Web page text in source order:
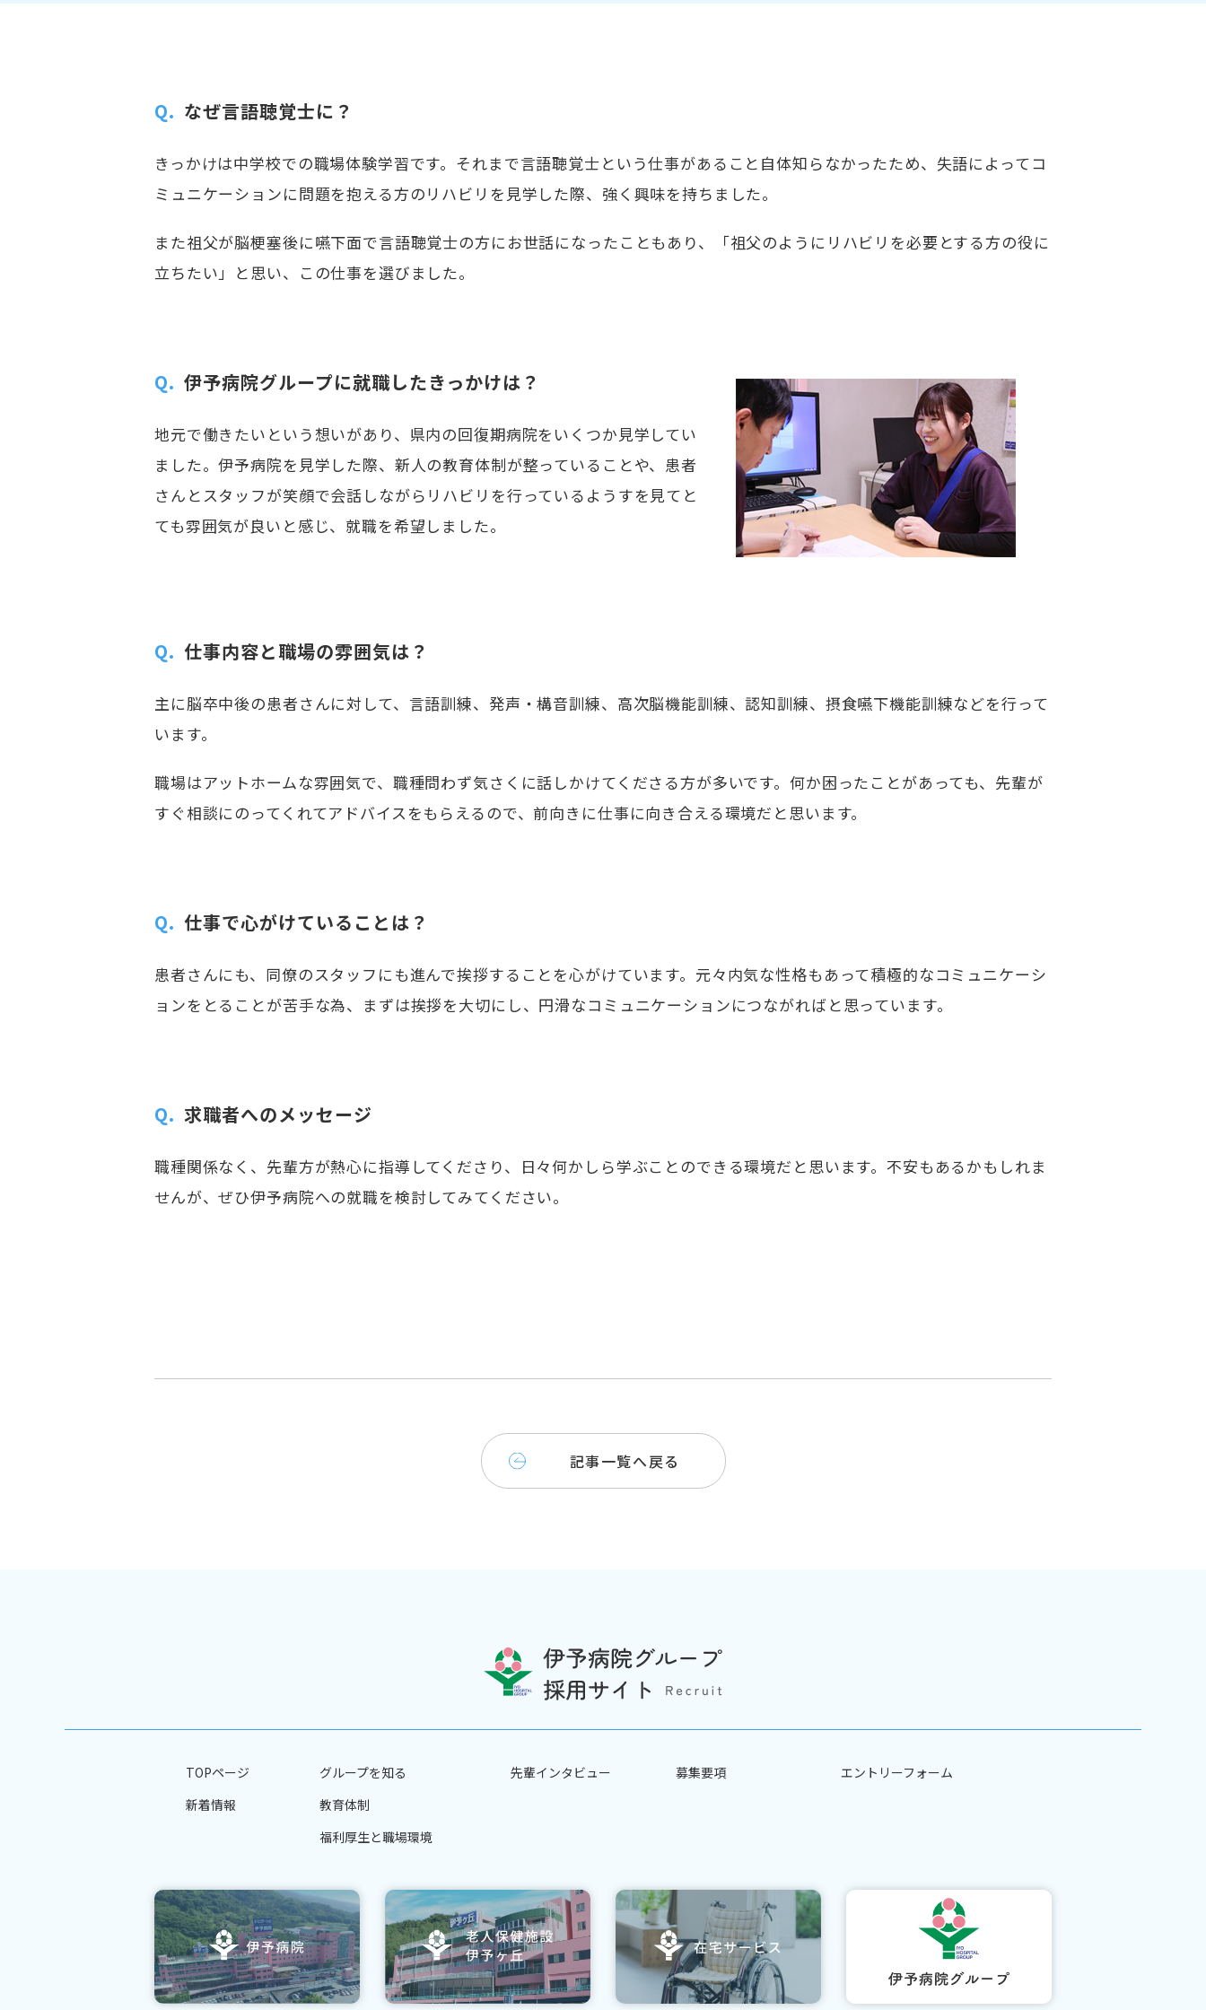
Q. なぜ言語聴覚士に？
きっかけは中学校での職場体験学習です。それまで言語聴覚士という仕事があること自体知らなかったため、失語によってコ
ミュニケーションに問題を抱える方のリハビリを見学した際、強く興味を持ちました。
また祖父が脳梗塞後に嚥下面で言語聴覚士の方にお世話になったこともあり、「祖父のようにリハビリを必要とする方の役に
立ちたい」と思い、この仕事を選びました。
Q. 伊予病院グループに就職したきっかけは？
地元で働きたいという想いがあり、県内の回復期病院をいくつか見学してい
ました。伊予病院を見学した際、新人の教育体制が整っていることや、患者
さんとスタッフが笑顔で会話しながらリハビリを行っているようすを見てと
ても雰囲気が良いと感じ、就職を希望しました。
Q. 仕事内容と職場の雰囲気は？
主に脳卒中後の患者さんに対して、言語訓練、発声・構音訓練、高次脳機能訓練、認知訓練、摂食嚥下機能訓練などを行って
います。
職場はアットホームな雰囲気で、職種問わず気さくに話しかけてくださる方が多いです。何か困ったことがあっても、先輩が
すぐ相談にのってくれてアドバイスをもらえるので、前向きに仕事に向き合える環境だと思います。
Q. 仕事で心がけていることは？
患者さんにも、同僚のスタッフにも進んで挨拶することを心がけています。元々内気な性格もあって積極的なコミュニケーシ
ョンをとることが苦手な為、まずは挨拶を大切にし、円滑なコミュニケーションにつながればと思っています。
Q. 求職者へのメッセージ
職種関係なく、先輩方が熱心に指導してくださり、日々何かしら学ぶことのできる環境だと思います。不安もあるかもしれま
せんが、ぜひ伊予病院への就職を検討してみてください。
記事一覧へ戻る
TOPページ
新着情報
グループを知る
教育体制
福利厚生と職場環境
先輩インタビュー 募集要項 エントリーフォーム